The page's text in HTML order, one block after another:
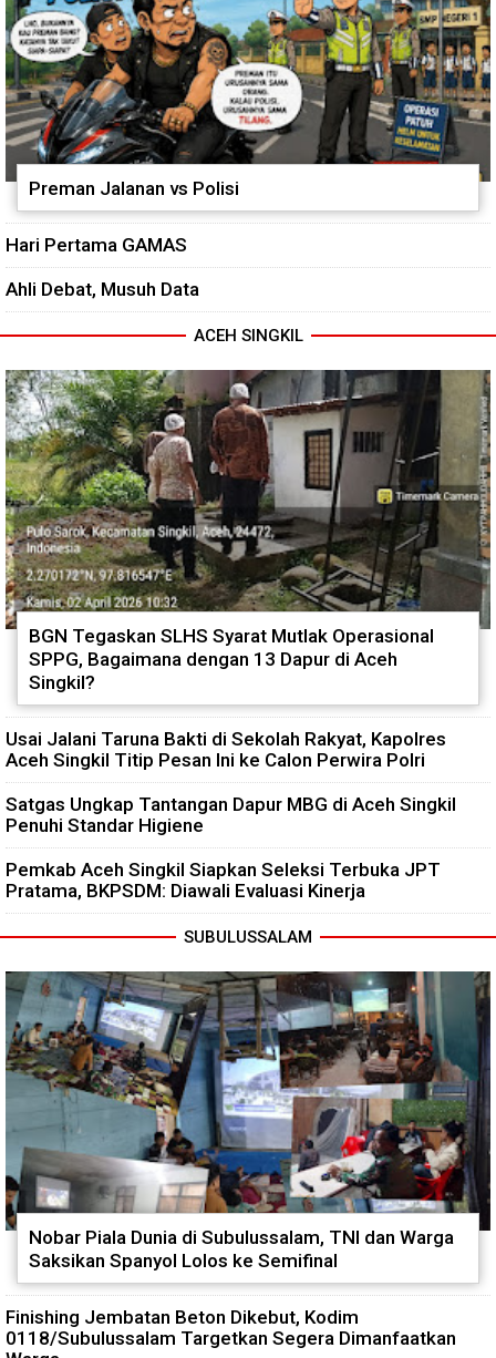
Preman Jalanan vs Polisi
Hari Pertama GAMAS
Ahli Debat, Musuh Data
ACEH SINGKIL
BGN Tegaskan SLHS Syarat Mutlak Operasional
SPPG, Bagaimana dengan 13 Dapur di Aceh
Singkil?
Usai Jalani Taruna Bakti di Sekolah Rakyat, Kapolres
Aceh Singkil Titip Pesan Ini ke Calon Perwira Polri
Satgas Ungkap Tantangan Dapur MBG di Aceh Singkil
Penuhi Standar Higiene
Pemkab Aceh Singkil Siapkan Seleksi Terbuka JPT
Pratama, BKPSDM: Diawali Evaluasi Kinerja
SUBULUSSALAM
Nobar Piala Dunia di Subulussalam, TNI dan Warga
Saksikan Spanyol Lolos ke Semifinal
Finishing Jembatan Beton Dikebut, Kodim
0118/Subulussalam Targetkan Segera Dimanfaatkan